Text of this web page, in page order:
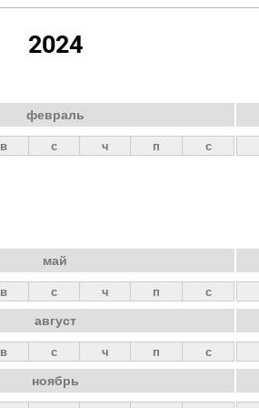
2024
февраль
в с ч п с
май
в с ч п с
август
в с ч п с
ноябрь